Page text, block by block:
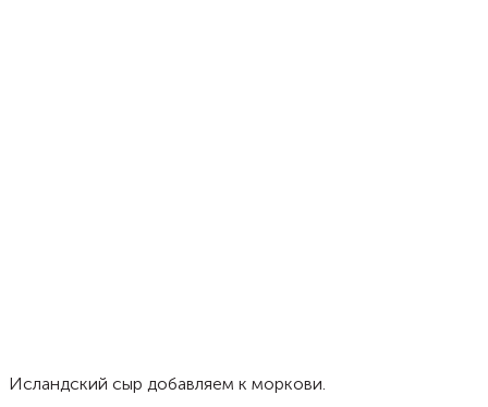
Исландский сыр добавляем к моркови.